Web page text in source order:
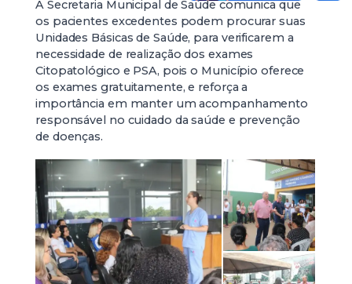
A Secretaria Municipal de Saúde comunica que
os pacientes excedentes podem procurar suas
Unidades Básicas de Saúde, para verificarem a
necessidade de realização dos exames
Citopatológico e PSA, pois o Município oferece
os exames gratuitamente, e reforça a
importância em manter um acompanhamento
responsável no cuidado da saúde e prevenção
de doenças.